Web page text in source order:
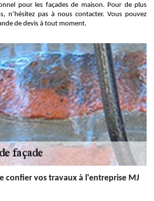
pour les façades de maison. Pour de plus
n’hésitez pas à nous contacter. Vous pouvez
de devis à tout moment.
confier vos travaux à l'entreprise MJ